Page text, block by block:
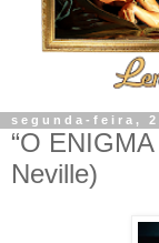
segunda-feira,
“O
Neville)